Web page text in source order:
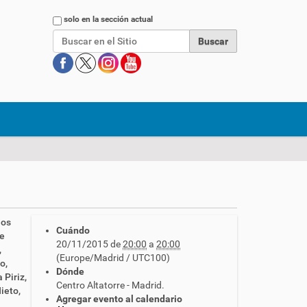
Buscarsolo en la sección actual
Cuándo
20/11/2015de20:00 a 20:00
(Europe/Madrid / UTC100)
Dónde
Centro Altatorre - Madrid.
Agregar evento al calendario
Piriz,